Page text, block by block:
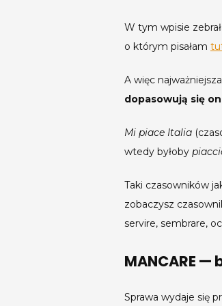
W tym wpisie
o którym pisałam
A więc
dopasowują się
Mi piace Italia
wtedy byłoby
Taki czasowników
zobaczysz
servire, sembrare,
MANCARE
Sprawa wydaje się